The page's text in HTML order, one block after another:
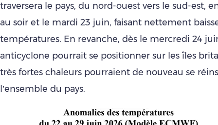
traversera le pays, du nord-ouest vers le sud-est,
au soir et le mardi 23 juin, faisant nettement
températures. En revanche, dès le mercredi 24
anticyclone pourrait se positionner sur les îles
très fortes chaleurs pourraient de nouveau se
l’ensemble du pays.